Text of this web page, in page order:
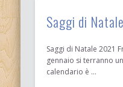
Saggi di
Saggi di Natale 2021
gennaio si terranno
calendario è …